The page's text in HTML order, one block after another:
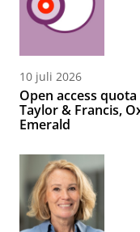
10 juli 2026
Open access
Taylor & Francis,
Emerald